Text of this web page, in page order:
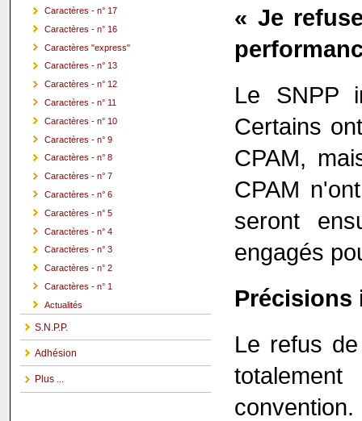
Caractères - n° 17
Caractères - n° 16
Caractères "express"
Caractères - n° 13
Caractères - n° 12
Caractères - n° 11
Caractères - n° 10
Caractères - n° 9
Caractères - n° 8
Caractères - n° 7
Caractères - n° 6
Caractères - n° 5
Caractères - n° 4
Caractères - n° 3
Caractères - n° 2
Caractères - n° 1
Actualités
S.N.P.P.
Adhésion
Plus ...
« Je
Le SNPP
Certains
CPAM,
CPAM
seront
engagés
Précisions
Le refus